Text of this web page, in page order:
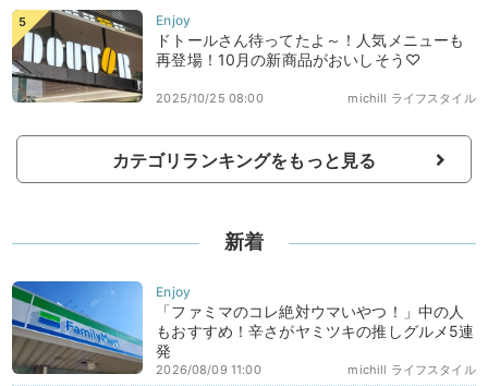
ドトールさん待ってたよ～！人気メニューも
再登場！10月の新商品がおいしそう♡
michill ライフスタイル
2025/10/25 08:00
カテゴリランキングをもっと見る
新着
「ファミマのコレ絶対ウマいやつ！」中の人
もおすすめ！辛さがヤミツキの推しグルメ5連
発
michill ライフスタイル
2026/08/09 11:00